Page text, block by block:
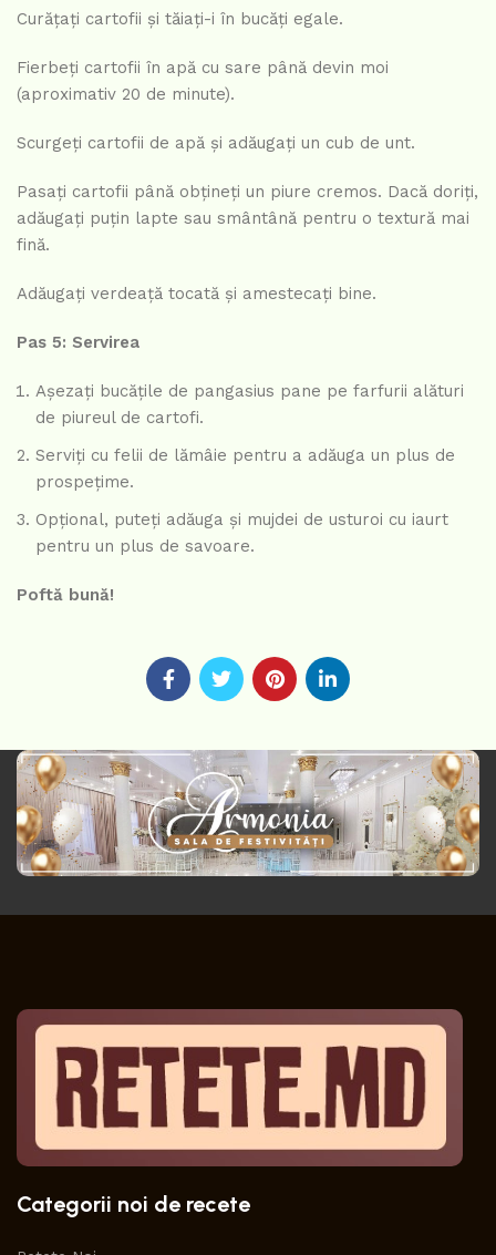
Curățați cartofii și tăiați-i în bucăți egale.
Fierbeți cartofii în apă cu sare până devin moi
(aproximativ 20 de minute).
Scurgeți cartofii de apă și adăugați un cub de unt.
Pasați cartofii până obțineți un piure cremos. Dacă doriți,
adăugați puțin lapte sau smântână pentru o textură mai
fină.
Adăugați verdeață tocată și amestecați bine.
Pas 5: Servirea
Așezați bucățile de pangasius pane pe farfurii alături
de piureul de cartofi.
Serviți cu felii de lămâie pentru a adăuga un plus de
prospețime.
Opțional, puteți adăuga și mujdei de usturoi cu iaurt
pentru un plus de savoare.
Poftă bună!
Categorii noi de recete